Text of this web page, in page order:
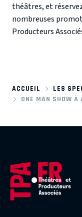
théâtres, et
nombreuses
Producteurs
ACCUEIL
LES
ONE MAN SHOW